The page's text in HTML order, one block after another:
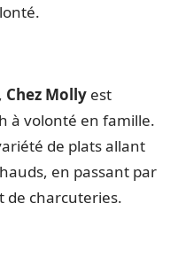
Chez Molly est
à volonté en famille.
de plats allant
en passant par
de charcuteries.